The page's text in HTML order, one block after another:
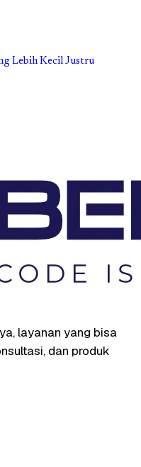
Lebih Kecil Justru
layanan yang bisa
dan produk